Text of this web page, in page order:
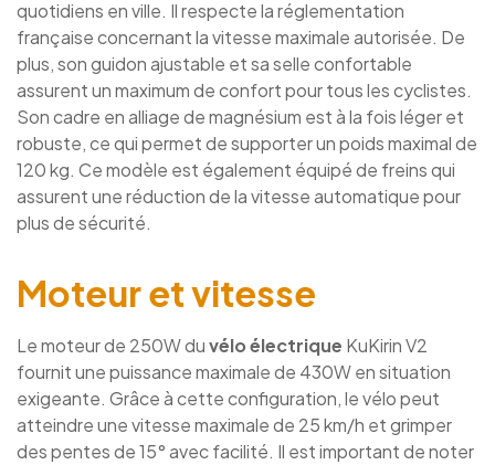
quotidiens en ville. Il respecte la réglementation
française concernant la vitesse maximale autorisée. De
plus, son guidon ajustable et sa selle confortable
assurent un maximum de confort pour tous les cyclistes.
Son cadre en alliage de magnésium est à la fois léger et
robuste, ce qui permet de supporter un poids maximal de
120 kg. Ce modèle est également équipé de freins qui
assurent une réduction de la vitesse automatique pour
plus de sécurité.
Moteur et vitesse
Le moteur de 250W duvélo électrique KuKirin V2
fournit une puissance maximale de 430W en situation
exigeante. Grâce à cette configuration, le vélo peut
atteindre une vitesse maximale de 25 km/h et grimper
des pentes de 15° avec facilité. Il est important de noter